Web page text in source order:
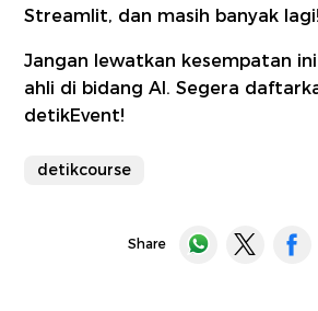
Streamlit, dan masih banyak lagi!
Jangan lewatkan kesempatan
ahli di bidang AI. Segera
detikEvent!
detikcourse
Share